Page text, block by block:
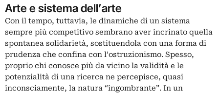
Arte e sistema dell’arte
Con il tempo, tuttavia, le dinamiche di un sistema
sempre più competitivo sembrano aver incrinato quella
spontanea solidarietà, sostituendola con una forma di
prudenza che confina con l’ostruzionismo. Spesso,
proprio chi conosce più da vicino la validità e le
potenzialità di una ricerca ne percepisce, quasi
inconsciamente, la natura “ingombrante”. In un